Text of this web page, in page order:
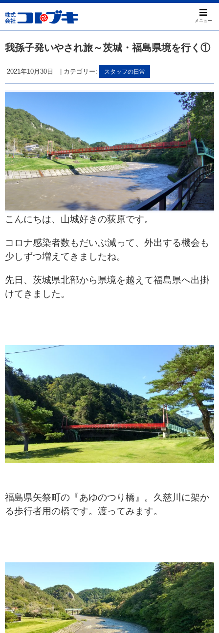
メニュー
我孫子発いやされ旅～茨城・福島県境を行く①
2021年10月30日 カテゴリー: スタッフの日常
こんにちは、山城好きの荻原です。
コロナ感染者数もだいぶ減って、外出する機会も
少しずつ増えてきましたね。
先日、茨城県北部から県境を越えて福島県へ出掛
けてきました。
福島県矢祭町の『あゆのつり橋』。久慈川に架か
る歩行者用の橋です。渡ってみます。